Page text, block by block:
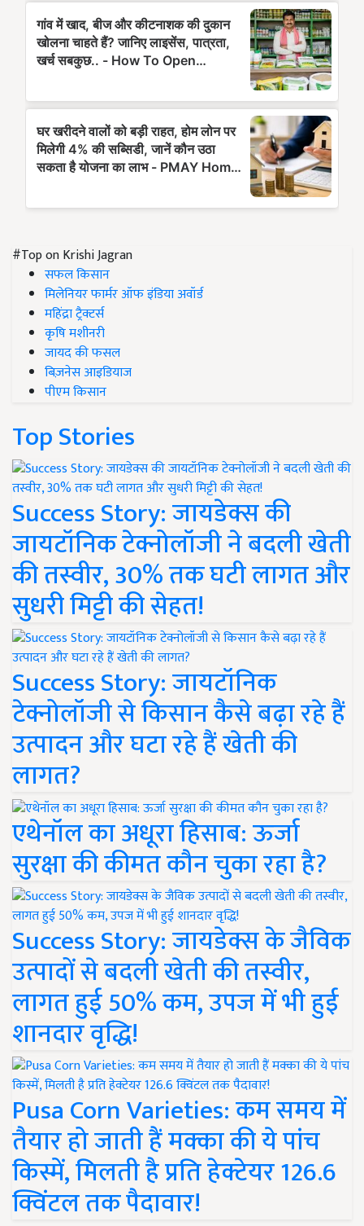
#Top on Krishi Jagran
सफल किसान
मिलेनियर फार्मर ऑफ इंडिया अवॉर्ड
महिंद्रा ट्रैक्टर्स
कृषि मशीनरी
जायद की फसल
बिज़नेस आइडियाज
पीएम किसान
Top Stories
Success Story: जायडेक्स की
जायटॉनिक टेक्नोलॉजी ने बदली खेती
की तस्वीर, 30% तक घटी लागत और
सुधरी मिट्टी की सेहत!
Success Story: जायटॉनिक
टेक्नोलॉजी से किसान कैसे बढ़ा रहे हैं
उत्पादन और घटा रहे हैं खेती की
लागत?
एथेनॉल का अधूरा हिसाब: ऊर्जा
सुरक्षा की कीमत कौन चुका रहा है?
Success Story: जायडेक्स के जैविक
उत्पादों से बदली खेती की तस्वीर,
लागत हुई 50% कम, उपज में भी हुई
शानदार वृद्धि!
Pusa Corn Varieties: कम समय में
तैयार हो जाती हैं मक्का की ये पांच
किस्में, मिलती है प्रति हेक्टेयर 126.6
क्विंटल तक पैदावार!